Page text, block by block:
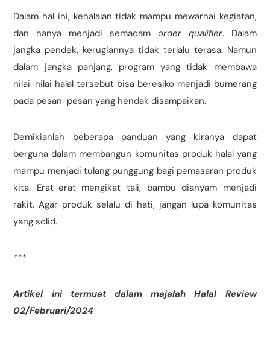
Dalam hal ini, kehalalan tidak mampu mewarnai kegiatan,
dan hanya menjadi semacam order qualifier. Dalam
jangka pendek, kerugiannya tidak terlalu terasa. Namun
dalam jangka panjang, program yang tidak membawa
nilai-nilai halal tersebut bisa beresiko menjadi bumerang
pada pesan-pesan yang hendak disampaikan.
Demikianlah beberapa panduan yang kiranya dapat
berguna dalam membangun komunitas produk halal yang
mampu menjadi tulang punggung bagi pemasaran produk
kita. Erat-erat mengikat tali, bambu dianyam menjadi
rakit. Agar produk selalu di hati, jangan lupa komunitas
yang solid.
***
Artikel ini termuat dalam majalah Halal Review
02/Februari/2024